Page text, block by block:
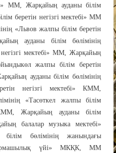
ММ, Жарқайың ауданы білім
беретін негізгі мектебі» ММ
«Львов жалпы білім беретін
ауданы білім бөлімінің
мектебі» ММ, Жарқайың
жалпы білім беретін
ауданы білім бөлімінің
негізгі мектебі» КММ,
«Тасөткел жалпы білім
КММ, Жарқайың ауданы білім
балалар музыка мектебі»
бөлімінің жанындағы
үйі» МКҚК, ММ